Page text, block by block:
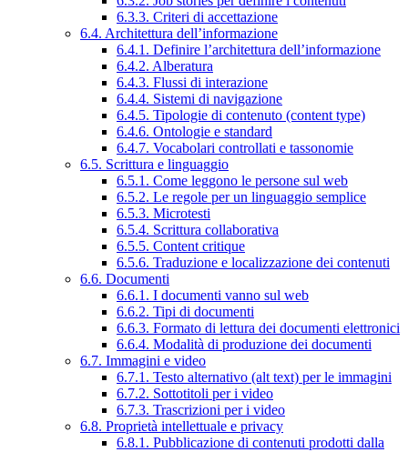
6.3.3. Criteri di accettazione
6.4. Architettura dell’informazione
6.4.1. Definire l’architettura dell’informazione
6.4.2. Alberatura
6.4.3. Flussi di interazione
6.4.4. Sistemi di navigazione
6.4.5. Tipologie di contenuto (content type)
6.4.6. Ontologie e standard
6.4.7. Vocabolari controllati e tassonomie
6.5. Scrittura e linguaggio
6.5.1. Come leggono le persone sul web
6.5.2. Le regole per un linguaggio semplice
6.5.3. Microtesti
6.5.4. Scrittura collaborativa
6.5.5. Content critique
6.5.6. Traduzione e localizzazione dei contenuti
6.6. Documenti
6.6.1. I documenti vanno sul web
6.6.2. Tipi di documenti
6.6.3. Formato di lettura dei documenti elettronici
6.6.4. Modalità di produzione dei documenti
6.7. Immagini e video
6.7.1. Testo alternativo (alt text) per le immagini
6.7.2. Sottotitoli per i video
6.7.3. Trascrizioni per i video
6.8. Proprietà intellettuale e privacy
6.8.1. Pubblicazione di contenuti prodotti dalla